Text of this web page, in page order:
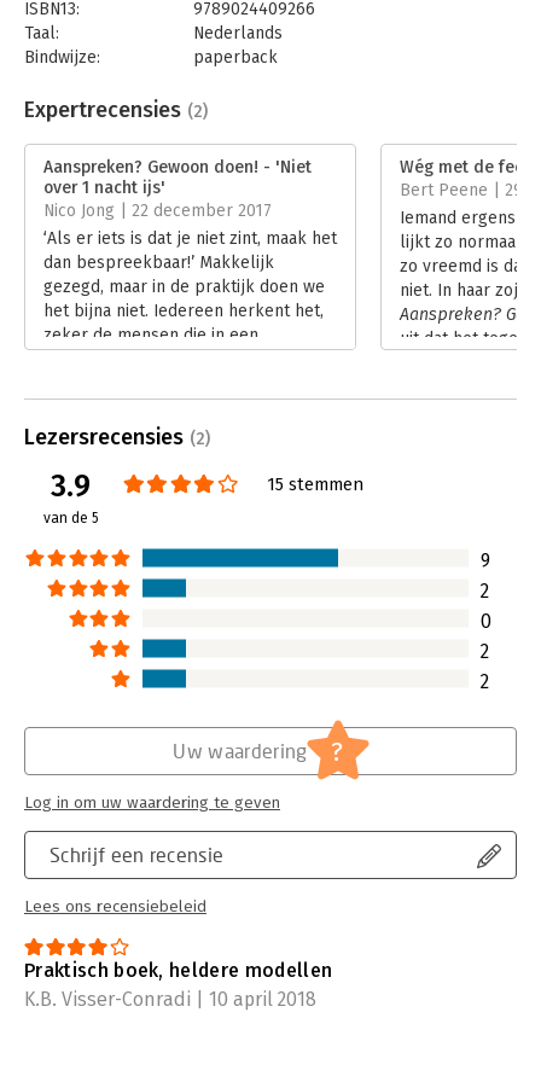
"Als je voelt dat iets je niet zint, durf het dan bespreekbaar te
maken. Wacht niet te lang. Het wordt er echt beter van, zoveel
Thijssen, Voorzitter Raad van Bestuur /CEO Alliander en
Topvrouw van het jaar 2016
"Normen stellen is een belangrijk, maar lastig deel van
leidinggeven. Daarom is dit praktische boek voor elke manager
zo belangrijk." - Erik Muetstege, CEO NN Bank Nationale
Nederlanden
ISBN13:
9789024409266
Taal:
Nederlands
Bindwijze:
paperback
Uitgever:
Boom
Verschijningsdatum:
Hoofdrubriek: Algemeen management
Expertrecensies (2)
Aanspreken? Gewoon doen! - 'Niet
over 1 nacht ijs'
Nico Jong | 22 december 2017
‘Als er iets is dat je niet zint, maak het
dan bespreekbaar!’ Makkelijk
gezegd, maar in de praktijk doen we
het bijna niet. Iedereen herkent het,
zeker de mensen die in een
fenomeen aanspreken en schreef er
Lees verder
Wég met de
Bert Peene | 29
Iemand ergens
lijkt zo normaal
zo vreemd is dat
niet. In haar
Aanspreken?
uit dat het
Lezersrecensies (2)
3.9
van de 5
15 stemmen
9
2
0
2
2
Schrijf een recensie
Lees ons recensiebeleid
Uw waardering ?
Log in om uw waardering te geven
Praktisch boek, heldere modellen
K.B. Visser-Conradi | 10 april 2018